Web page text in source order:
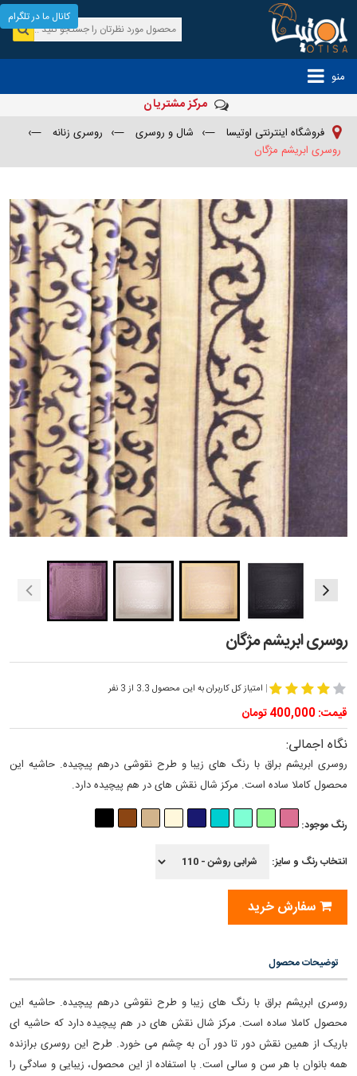
منو
مرکز مشتریان
فروشگاه اینترنتی اوتیسا —› شال و روسری —› روسری زنانه
—›
روسری ابریشم مژگان
روسری ابریشم مژگان
| امتیاز کل کاربران به این محصول 3.3 از 3 نفر
قیمت: 400,000 تومان
نگاه اجمالی:
روسری ابریشم براق با رنگ های زیبا و طرح نقوشی درهم پیچیده. حاشیه این
محصول کاملا ساده است. مرکز شال نقش های در هم پیچیده دارد.
رنگ موجود:
انتخاب رنگ و سایز:
سفارش خرید
توضیحات محصول
روسری ابریشم براق با رنگ های زیبا و طرح نقوشی درهم پیچیده. حاشیه این
محصول کاملا ساده است. مرکز شال نقش های در هم پیچیده دارد که حاشیه ای
باریک از همین نقش دور تا دور آن به چشم می خورد. طرح این روسری برازنده‏
همه بانوان با هر سن و سالی است. با استفاده از این محصول، زیبایی و سادگی را
کانال ما در تلگرام